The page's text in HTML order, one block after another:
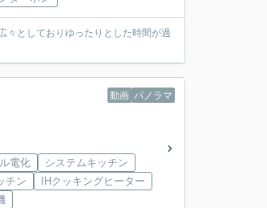
々としておりゆったりとした時間が過
動画 パノラマ
電化
システムキッチン
チン
IHクッキングヒーター